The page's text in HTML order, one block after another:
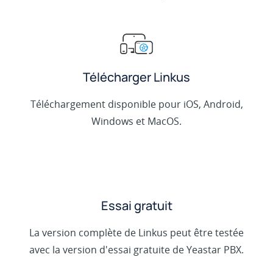
Télécharger Linkus
Téléchargement disponible pour iOS, Android,
Windows et MacOS.
Essai gratuit
La version complète de Linkus peut être testée
avec la version d'essai gratuite de Yeastar PBX.